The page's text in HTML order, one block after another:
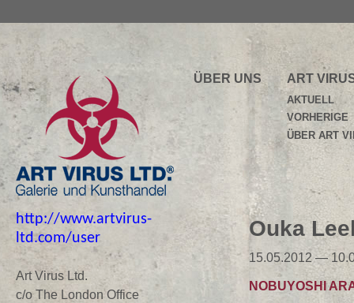
http://www.artvirus-
ltd.com/user
Art Virus Ltd.
c/o The London Office
ÜBER UNS ART
AKTUELL
VORHERIGE
ÜBER ART
Ouka
15.05.2012 —
NOBUYOSHI